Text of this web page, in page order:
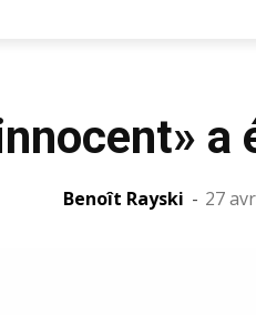
Benoît Rayski - 27